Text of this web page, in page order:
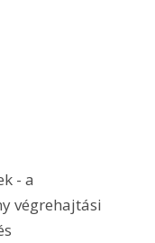
- a
végrehajtási